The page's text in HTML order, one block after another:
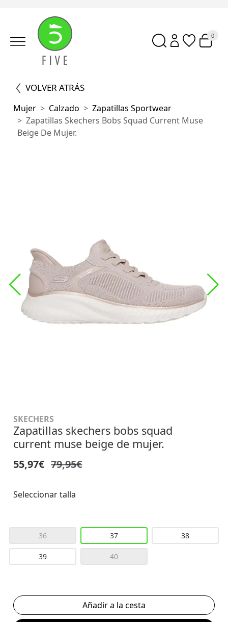
0
VOLVER ATRÁS
Mujer Calzado
Zapatillas Sportwear
Zapatillas Skechers Bobs Squad Current Muse
Beige De Mujer.
SKECHERS
Zapatillas skechers bobs squad
current muse beige de mujer.
55,97€ 79,95€
Seleccionar talla
36 37 38
39 40